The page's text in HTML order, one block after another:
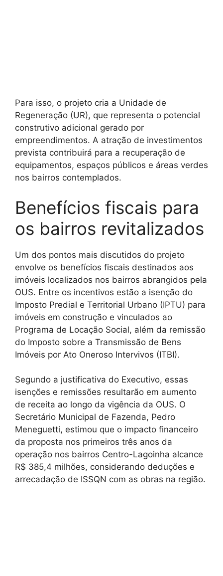
Para isso, o projeto cria a Unidade de
Regeneração (UR), que representa o potencial
construtivo adicional gerado por
empreendimentos. A atração de investimentos
prevista contribuirá para a recuperação de
equipamentos, espaços públicos e áreas verdes
nos bairros contemplados.
Benefícios fiscais para
os bairros revitalizados
Um dos pontos mais discutidos do projeto
envolve os benefícios fiscais destinados aos
imóveis localizados nos bairros abrangidos pela
OUS. Entre os incentivos estão a isenção do
Imposto Predial e Territorial Urbano (IPTU) para
imóveis em construção e vinculados ao
Programa de Locação Social, além da remissão
do Imposto sobre a Transmissão de Bens
Imóveis por Ato Oneroso Intervivos (ITBI).
Segundo a justificativa do Executivo, essas
isenções e remissões resultarão em aumento
de receita ao longo da vigência da OUS. O
Secretário Municipal de Fazenda, Pedro
Meneguetti, estimou que o impacto financeiro
da proposta nos primeiros três anos da
operação nos bairros Centro-Lagoinha alcance
R$ 385,4 milhões, considerando deduções e
arrecadação de ISSQN com as obras na região.